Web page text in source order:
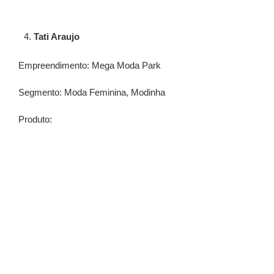
⁠Tati Araujo
Empreendimento: Mega Moda Park
Segmento: Moda Feminina, Modinha
Produto: